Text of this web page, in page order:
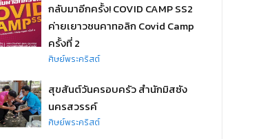
กลับมาอีกครั้ง! COVID CAMP SS2
ค่ายเยาวชนคาทอลิก Covid Camp
ครั้งที่ 2
ศิษย์พระคริสต์
สุขสันต์วันครอบครัว สำนักมิสซัง
นครสวรรค์
ศิษย์พระคริสต์